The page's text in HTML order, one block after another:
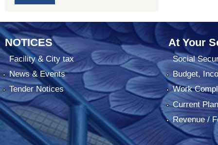
NOTICES
Facility & City tax
News & Events
Tender Notices
At Your
Social
Budget,
Work
Current Plan
Revenue /